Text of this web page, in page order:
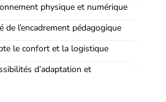
physique et numérique
de l’encadrement pédagogique
le confort et la logistique
d’adaptation et